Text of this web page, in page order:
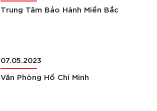
Trung Tâm Bảo Hành Miền Bắc
07.05.2023
Văn Phòng Hồ Chí Minh